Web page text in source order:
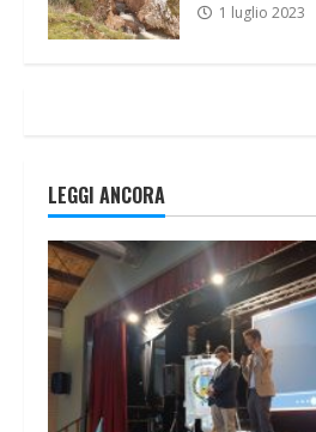
1 luglio 2023
LEGGI ANCORA